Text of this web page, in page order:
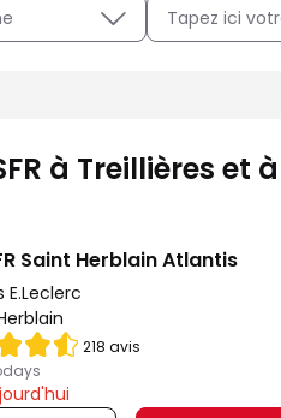
à Treillières et
Saint Herblain Atlantis
E.Leclerc
sur 5
218 avis